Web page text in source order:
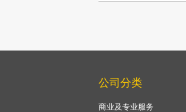
公司分类
商业及专业服务